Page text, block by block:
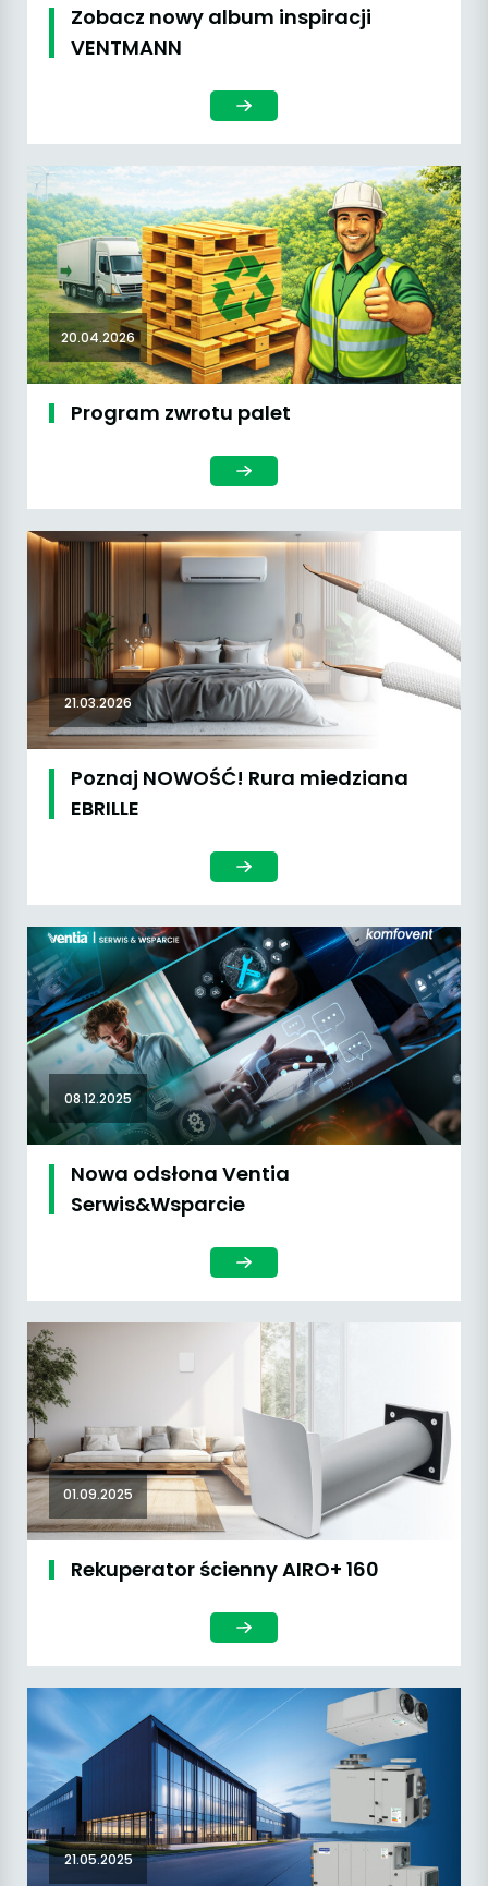
Zobacz nowy album inspiracji
VENTMANN
20.04.2026
Program zwrotu palet
21.03.2026
Poznaj NOWOŚĆ! Rura miedziana
EBRILLE
08.12.2025
Nowa odsłona Ventia
Serwis&Wsparcie
01.09.2025
Rekuperator ścienny AIRO+ 160
21.05.2025